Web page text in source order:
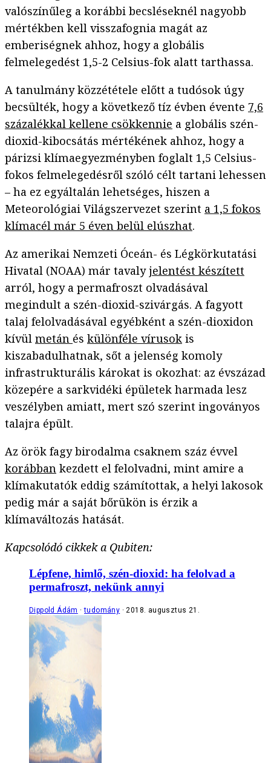
valószínűleg a korábbi becsléseknél nagyobb
mértékben kell visszafognia magát az
emberiségnek ahhoz, hogy a globális
felmelegedést 1,5-2 Celsius-fok alatt tarthassa.
A tanulmány közzététele előtt a tudósok úgy
becsülték, hogy a következő tíz évben évente 7,6
százalékkal kellene csökkennie a globális szén-
dioxid-kibocsátás mértékének ahhoz, hogy a
párizsi klímaegyezményben foglalt 1,5 Celsius-
fokos felmelegedésről szóló célt tartani lehessen
– ha ez egyáltalán lehetséges, hiszen a
Meteorológiai Világszervezet szerint a 1,5 fokos
klímacél már 5 éven belül elúszhat.
Az amerikai Nemzeti Óceán- és Légkörkutatási
Hivatal (NOAA) már tavalyjelentést készített
arról, hogy a permafroszt olvadásával
megindult a szén-dioxid-szivárgás. A fagyott
talaj felolvadásával egyébként a szén-dioxidon
kívül metán és különféle vírusok is
kiszabadulhatnak, sőt a jelenség komoly
infrastrukturális károkat is okozhat: az évszázad
közepére a sarkvidéki épületek harmada lesz
veszélyben amiatt, mert szó szerint ingoványos
talajra épült.
Az örök fagy birodalma csaknem száz évvel
korábban kezdett el felolvadni, mint amire a
klímakutatók eddig számítottak, a helyi lakosok
pedig már a saját bőrükön is érzik a
klímaváltozás hatását.
Kapcsolódó cikkek a Qubiten:
Lépfene, himlő, szén-dioxid: ha felolvad a
permafroszt, nekünk annyi
Dippold Ádám tudomány 2018. augusztus 21.